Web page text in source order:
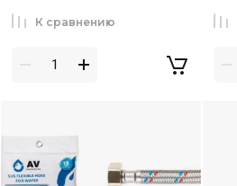
К сравнению